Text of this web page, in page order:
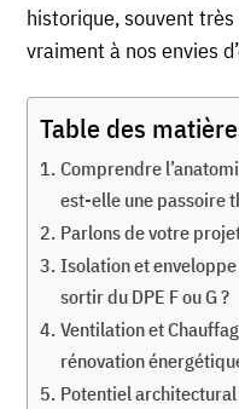
historique, souvent
vraiment à nos envies
Table des
Comprendre
est-elle une passoire
Parlons de votre
Isolation et
sortir du DPE F ou G ?
Ventilation et
rénovation
Potentiel